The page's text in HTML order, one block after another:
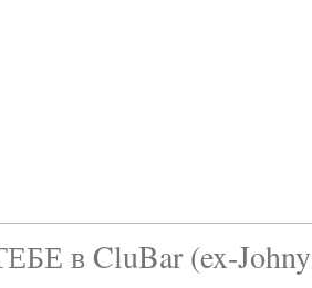
в CluBar (ex-